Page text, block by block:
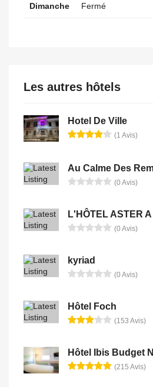
Dimanche Fermé
Les autres hôtels
Hotel De Ville
(1 Avis)
Au Calme Des
(0 Avis)
L'HÔTEL ASTER
(0 Avis)
kyriad
(0 Avis)
Hôtel Foch
(153 Avis)
Hôtel Ibis Budget
(215 Avis)